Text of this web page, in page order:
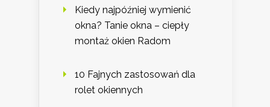
Kiedy najpóźniej wymienić
okna? Tanie okna – ciepły
montaż okien Radom
10 Fajnych zastosowań dla
rolet okiennych